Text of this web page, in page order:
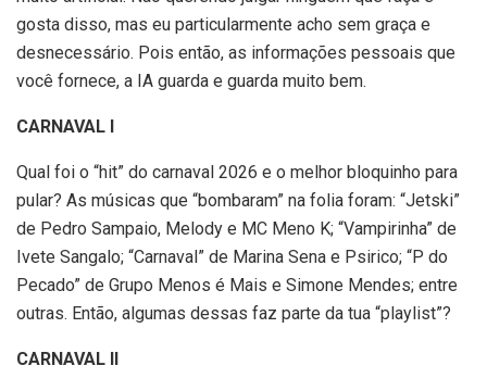
gosta disso, mas eu particularmente acho sem graça e
desnecessário. Pois então, as informações pessoais que
você fornece, a IA guarda e guarda muito bem.
CARNAVAL I
Qual foi o “hit” do carnaval 2026 e o melhor bloquinho para
pular? As músicas que “bombaram” na folia foram: “Jetski”
de Pedro Sampaio, Melody e MC Meno K; “Vampirinha” de
Ivete Sangalo; “Carnaval” de Marina Sena e Psirico; “P do
Pecado” de Grupo Menos é Mais e Simone Mendes; entre
outras. Então, algumas dessas faz parte da tua “playlist”?
CARNAVAL II